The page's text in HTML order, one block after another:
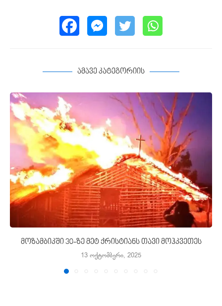
ამავე კატეგორიის
მოზამბიკში 30-ზე მეტ ქრისტიანს თავი მოჰკვეთეს
13 ოქტომბერი, 2025